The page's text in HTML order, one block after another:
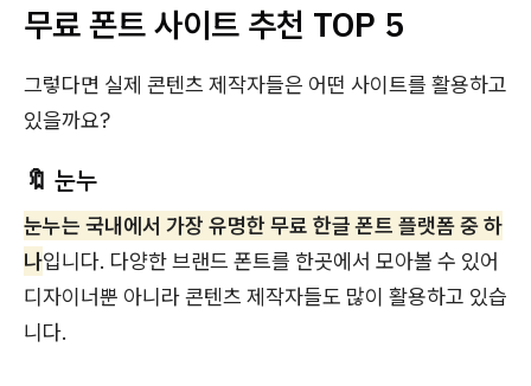
무료 폰트 사이트 추천 TOP 5
그렇다면 실제 콘텐츠 제작자들은 어떤 사이트를 활용하고
있을까요?
🔖 눈누
눈누는 국내에서 가장 유명한 무료 한글 폰트 플랫폼 중 하
나입니다. 다양한 브랜드 폰트를 한곳에서 모아볼 수 있어
디자이너뿐 아니라 콘텐츠 제작자들도 많이 활용하고 있습
니다.